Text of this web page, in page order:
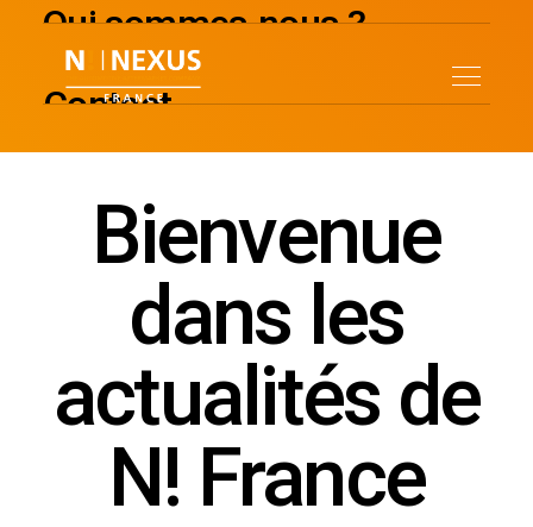
Qui sommes-nous ?
Contact
Bienvenue
dans les
actualités de
N! France
Panneau de gestion des cookies